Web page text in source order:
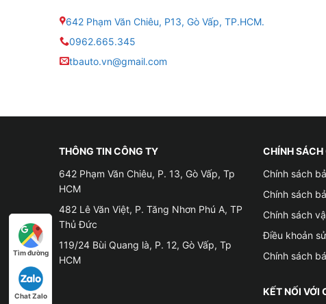
■ Tên Gọi : Ắc Quy Khởi Động 12V 65AH
■ Kích Thước ( Dài x Rộng x Cao ) : 232 x 173 x
■ Thương hiệu : GS
■ Điện Áp : 12V
■ Dung Lượng : 65AH
■ Vị trí cọc : Cọc nghịch
642 Phạm Văn Chiêu, P13, Gò Vấp, TP.HCM.
0962.665.345
tbauto.vn@gmail.com
THÔNG TIN CÔNG TY
642 Phạm Văn Chiêu, P. 13, Gò Vấp, Tp
HCM
482 Lê Văn Việt, P. Tăng Nhơn Phú A, TP
Thủ Đức
119/24 Bùi Quang là, P. 12, Gò Vấp, Tp
HCM
CHÍNH SÁCH
Chính sách
Chính sách
Chính sách
Điều khoản
Chính sách
KẾT NỐI VỚI
Tìm đường
Chat Zalo